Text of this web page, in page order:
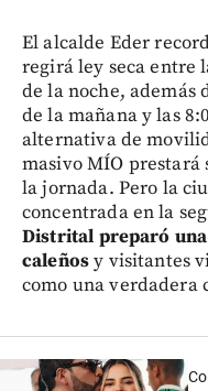
El alcalde Eder
regirá ley seca entre
de la noche, además
de la mañana y las
alternativa de
masivo MÍO
la jornada. Pero la
concentrada en la
Distrital preparó
caleñosy visitantes
como una verdadera